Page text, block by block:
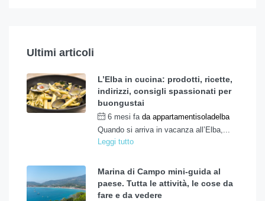
Ultimi articoli
L’Elba in cucina: prodotti, ricette,
indirizzi, consigli spassionati per
buongustai
6 mesi fa da appartamentisoladelba
Quando si arriva in vacanza all’Elba,...
Leggi tutto
Marina di Campo mini-guida al
paese. Tutta le attività, le cose da
fare e da vedere